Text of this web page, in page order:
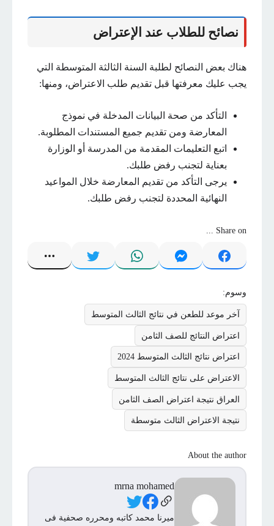
نصائح للطلاب عند الإعتراض
هناك بعض النصائح لطلبة السنة الثالثة المتوسطة التي
يجب عليك معرفتها قبل تقديم طلب الاعتراض، ومنها:
التأكد من صحة البيانات المدخلة في نموذج
المعارضة ومن تقديم جميع المستندات المطلوبة.
اتبع التعليمات المقدمة من المدرسة أو الوزارة
بعناية لتجنب رفض طلبك.
يرجى التأكد من تقديم المعارضة خلال المواعيد
النهائية المحددة لتجنب رفض طلبك.
Share on ...
وسوم:
آخر موعد للطعن في نتائج الثالث المتوسط
اعتراض النتائج للصف الثامن
اعتراض نتائج الثالث المتوسط ​​2024
الاعتراض على نتائج الثالث المتوسط
العراق نتيجة اعتراض الصف الثامن
نتيجة الاعتراض الثالث متوسطة
About the author
mrna mohamed
Social Links
ميرنا محمد كاتبه ومحرره صحفية فى